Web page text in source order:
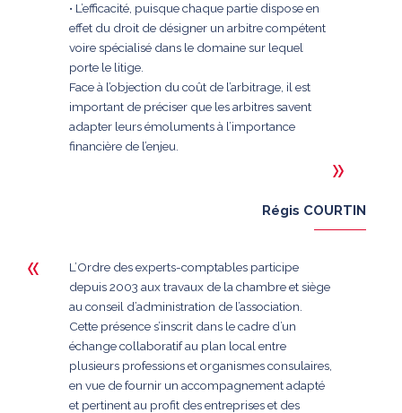
• L’efficacité, puisque chaque partie dispose en
effet du droit de désigner un arbitre compétent
voire spécialisé dans le domaine sur lequel
porte le litige.
Face à l’objection du coût de l’arbitrage, il est
important de préciser que les arbitres savent
adapter leurs émoluments à l’importance
financière de l’enjeu.
Régis COURTIN
L’Ordre des experts-comptables participe
depuis 2003 aux travaux de la chambre et siège
au conseil d’administration de l’association.
Cette présence s’inscrit dans le cadre d’un
échange collaboratif au plan local entre
plusieurs professions et organismes consulaires,
en vue de fournir un accompagnement adapté
et pertinent au profit des entreprises et des